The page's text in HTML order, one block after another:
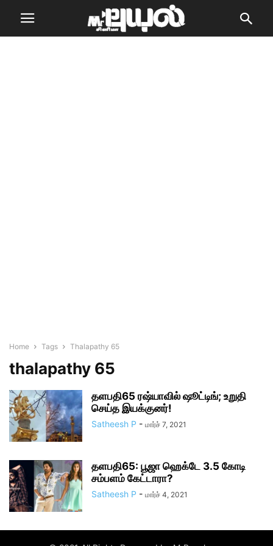
Home Tags Thalapathy 65
thalapathy 65
தளபதி65 ரஷ்யாவில் ஷூட்டிங்; உறுதி
செய்த இயக்குனர்!
Satheesh P - மார்ச் 7, 2021
தளபதி65: பூஜா ஹெக்டே 3.5 கோடி
சம்பளம் கேட்டாரா?
Satheesh P - மார்ச் 4, 2021